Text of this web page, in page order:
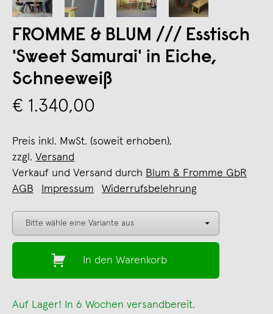
FROMME & BLUM /// Esstisch
'Sweet Samurai' in Eiche,
Schneeweiß
€ 1.340,00
Preis inkl. MwSt. (soweit erhoben),
zzgl. Versand
Verkauf und Versand durch Blum & Fromme GbR
AGB
Impressum Widerrufsbelehrung
In den Warenkorb
Auf Lager! In 6 Wochen versandbereit.